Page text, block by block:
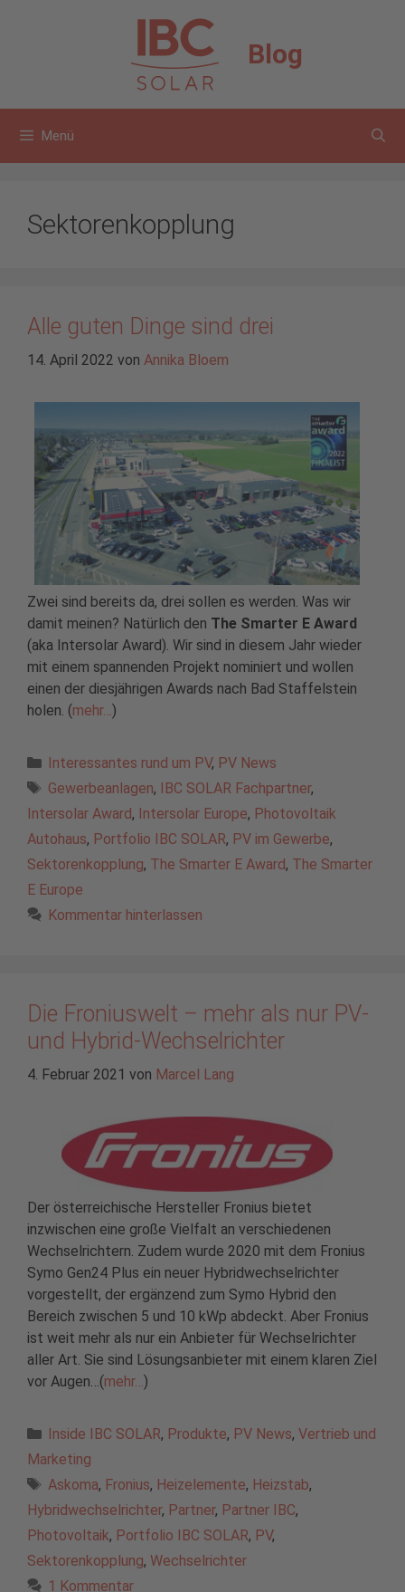
Blog
Menü
Sektorenkopplung
Alle guten Dinge sind drei
14. April 2022 von Annika Bloem
Zwei sind bereits da, drei sollen es werden. Was wir
damit meinen? Natürlich den The Smarter E Award
(aka Intersolar Award). Wir sind in diesem Jahr wieder
mit einem spannenden Projekt nominiert und wollen
einen der diesjährigen Awards nach Bad Staffelstein
holen. (mehr…)
Kategorien
Interessantes rund um PV, PV News
Schlagwörter
Gewerbeanlagen, IBC SOLAR Fachpartner,
Intersolar Award, Intersolar Europe, Photovoltaik
Autohaus, Portfolio IBC SOLAR, PV im Gewerbe,
Sektorenkopplung, The Smarter E Award, The Smarter
E Europe
Kommentar hinterlassen
Die Froniuswelt – mehr als nur PV-
und Hybrid-Wechselrichter
4. Februar 2021 von Marcel Lang
Der österreichische Hersteller Fronius bietet
inzwischen eine große Vielfalt an verschiedenen
Wechselrichtern. Zudem wurde 2020 mit dem Fronius
Symo Gen24 Plus ein neuer Hybridwechselrichter
vorgestellt, der ergänzend zum Symo Hybrid den
Bereich zwischen 5 und 10 kWp abdeckt. Aber Fronius
ist weit mehr als nur ein Anbieter für Wechselrichter
aller Art. Sie sind Lösungsanbieter mit einem klaren Ziel
vor Augen…(mehr…)
Kategorien
Inside IBC SOLAR, Produkte, PV News, Vertrieb und
Marketing
Schlagwörter
Askoma, Fronius, Heizelemente, Heizstab,
Hybridwechselrichter, Partner, Partner IBC,
Photovoltaik, Portfolio IBC SOLAR, PV,
Sektorenkopplung, Wechselrichter
1 Kommentar